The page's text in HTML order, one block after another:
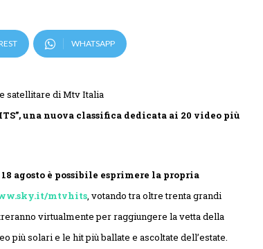
WHATSAPP
satellitare di Mtv Italia
una nuova classifica dedicata ai 20 video più
agosto è possibile esprimere la propria
mtvhits, votando tra oltre trenta grandi
virtualmente per raggiungere la vetta della
più solari e le hit più ballate e ascoltate dell’estate.